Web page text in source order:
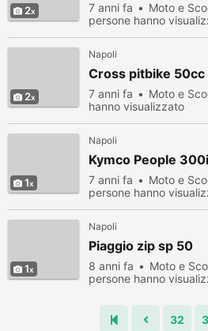
2 7 anni fa Moto e
persone hanno
2
Napoli
Cross pitbike
7 anni fa Moto e
hanno visualizzato
1
Napoli
Kymco People
7 anni fa Moto e
persone hanno
1
Napoli
Piaggio zip sp 50
8 anni fa Moto e
persone hanno
32